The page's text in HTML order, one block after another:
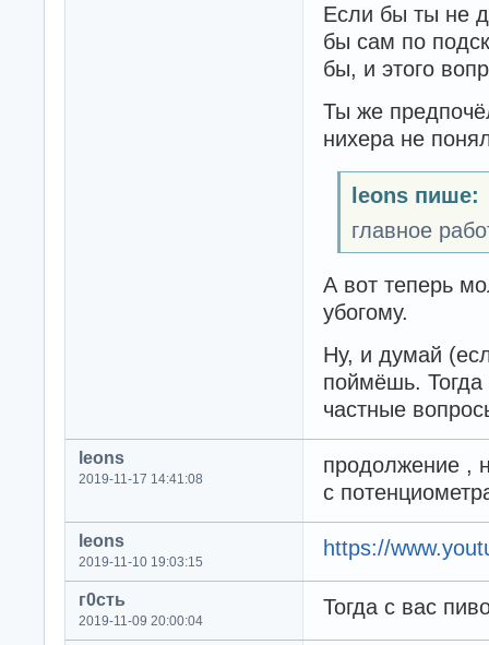
Если бы ты не
бы сам по
бы, и этого
Ты же
нихера не
leons пише:
главное
А вот теперь
убогому.
Ну, и думай
поймёшь. Тогда
частные
leons
2019-11-17 14:41:08
продолжение ,
с
leons
2019-11-10 19:03:15
https://
г0сть
2019-11-09 20:00:04
Тогда с вас